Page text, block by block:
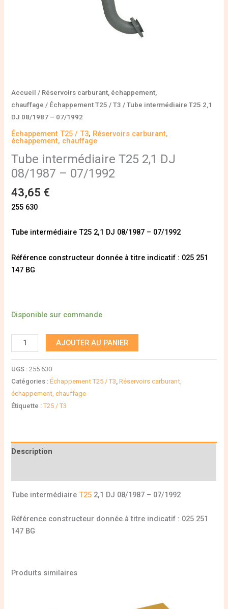
Accueil / Réservoirs carburant, échappement,
chauffage / Échappement T25 / T3 / Tube intermédiaire T25 2,1
DJ 08/1987 – 07/1992
Échappement T25 / T3, Réservoirs carburant,
échappement, chauffage
Tube intermédiaire T25 2,1 DJ
08/1987 – 07/1992
43,65 €
255 630
Tube intermédiaire T25 2,1 DJ 08/1987 – 07/1992
Référence constructeur donnée à titre indicatif : 025 251
147 BG
Disponible sur commande
AJOUTER AU PANIER
UGS :255 630
Catégories :Échappement T25 / T3 ,Réservoirs carburant,
échappement, chauffage
Étiquette :T25 / T3
Description
Tube intermédiaireT25 2,1 DJ 08/1987 – 07/1992
Référence constructeur donnée à titre indicatif : 025 251
147 BG
Produits similaires